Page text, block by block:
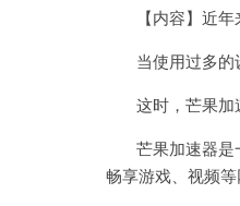
【内容】近年来
当使用过多的设
这时，芒果加
芒果加速器是
畅享游戏、视频等